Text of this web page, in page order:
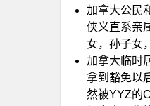
加拿大公民
侠义直系亲
女，孙子女
加拿大临时
拿到豁免以
然被YYZ的